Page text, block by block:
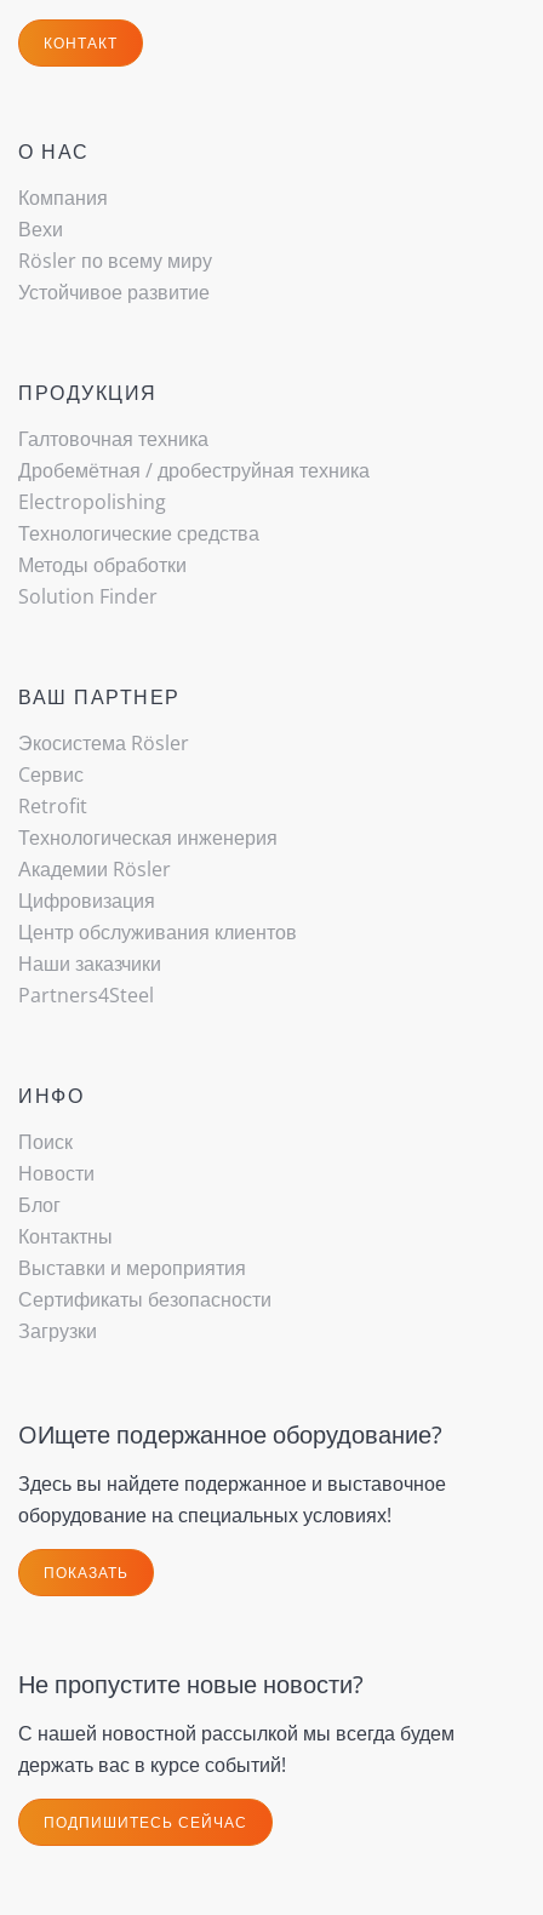
КОНТАКТ
О НАС
Компания
Вехи
Rösler по всему миру
Устойчивое развитие
ПРОДУКЦИЯ
Галтовочная техника
Дробемётная / ­дробеструйная техника
Electropolishing
Технологические средства
Методы обработки
Solution Finder
ВАШ ПАРТНЕР
Экосистема Rösler
Cервис
Retrofit
Технологическая инженерия
Академии Rösler
Цифровизация
Центр обслуживания клиентов
Наши заказчики
Partners4Steel
ИНФО
Поиск
Новости
Блог
Контактны
Выставки и мероприятия
Сертификаты безопасности
Загрузки
OИщете подержанное оборудование?
Здесь вы найдете подержанное и выставочное
оборудование на специальных условиях!
ПОКАЗАТЬ
Не пропустите новые новости?
С нашей новостной рассылкой мы всегда будем
держать вас в курсе событий!
ПОДПИШИТЕСЬ СЕЙЧАС